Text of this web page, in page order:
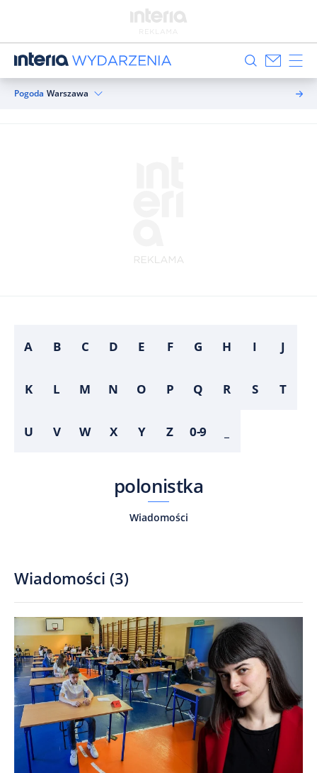
Pogoda Warszawa
A B C D E F G H I J
K L M N O P Q R S T
U V W X Y Z 0-9
polonistka
Wiadomości
Wiadomości (3)